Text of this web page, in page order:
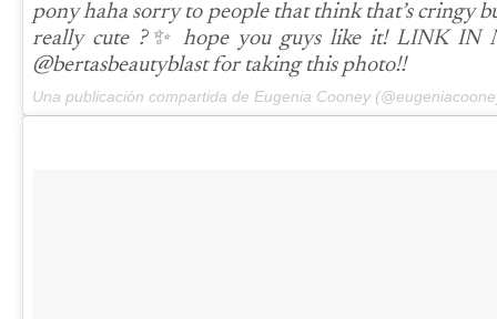
pony haha sorry to people that think that’s cringy
really cute ?✨ hope you guys like it! LINK IN
@bertasbeautyblast for taking this photo!!
Una publicación compartida de Eugenia Cooney